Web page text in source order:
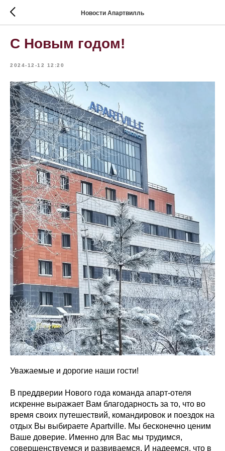
Новости Апартвилль
С Новым годом!
2024-12-12 12:20
Уважаемые и дорогие наши гости!
В преддверии Нового года команда апарт-отеля
искренне выражает Вам благодарность за то, что во
время своих путешествий, командировок и поездок на
отдых Вы выбираете Apartville. Мы бесконечно ценим
Ваше доверие. Именно для Вас мы трудимся,
совершенствуемся и развиваемся. И надеемся, что в